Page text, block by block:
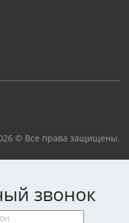
© Все права защищены.
звонок